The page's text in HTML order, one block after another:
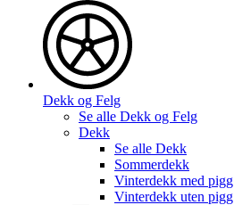
Dekk og Felg
Se alle Dekk og Felg
Dekk
Se alle Dekk
Sommerdekk
Vinterdekk med pigg
Vinterdekk uten pigg